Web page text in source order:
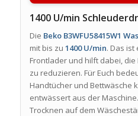
1400 U/min
Die Beko B3WFU58415W1
mit bis zu 1400 U/min. Das
Frontlader und hilft dabei,
zu reduzieren. Für Euch
Handtücher und Bettwäsche
entwässert aus der
Trocknen auf dem